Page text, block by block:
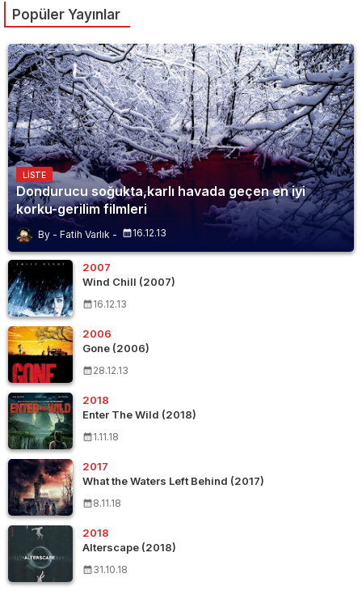
Popüler Yayınlar
LISTE
Dondurucu soğukta,karlı havada geçen en iyi
korku-gerilim filmleri
Fatih Varlık 16.12.13
2007
Wind Chill (2007)
16.12.13
2006
Gone (2006)
28.12.13
2018
Enter The Wild (2018)
1.11.18
2017
What the Waters Left Behind (2017)
8.11.18
2018
Alterscape (2018)
31.10.18